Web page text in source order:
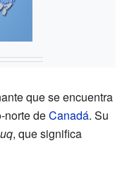
que se encuentra
norte deCanadá. Su
, que significa